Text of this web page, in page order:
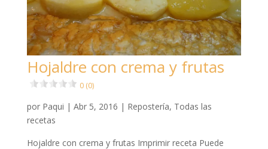
Hojaldre con crema y frutas
0 (0)
por Paqui | Abr 5, 2016 | Repostería, Todas las
recetas
Hojaldre con crema y frutas Imprimir receta Puede